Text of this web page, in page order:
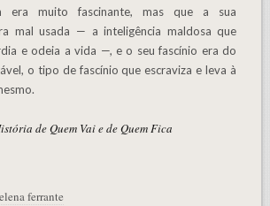
era muito fascinante, mas que a sua
mal usada — a inteligência maldosa que
e odeia a vida —, e o seu fascínio era do
o tipo de fascínio que escraviza e leva à
de Quem Vai e de Quem Fica
elena ferrante